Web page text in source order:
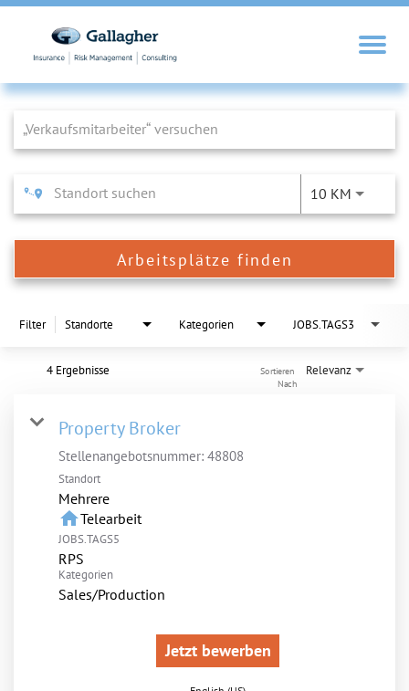
Job Search Page
10 KM
Arbeitsplätze finden
Filter Standorte Kategorien JOBS.TAGS3
4 Ergebnisse Relevanz
Sortieren
Nach
Property Broker
Stellenangebotsnummer: 48808
Standort
Mehrere
homeTelearbeit
JOBS.TAGS5
RPS
Kategorien
Sales/Production
Jetzt bewerben